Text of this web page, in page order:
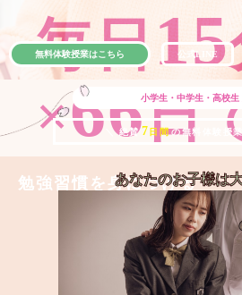
毎日15
×66日
勉強習慣を身につける
小学生・中学生・高校生
＼ 絶賛 7 日間の無料体験授
無料体験授業はこちら 公式LINE
あなたのお子様は